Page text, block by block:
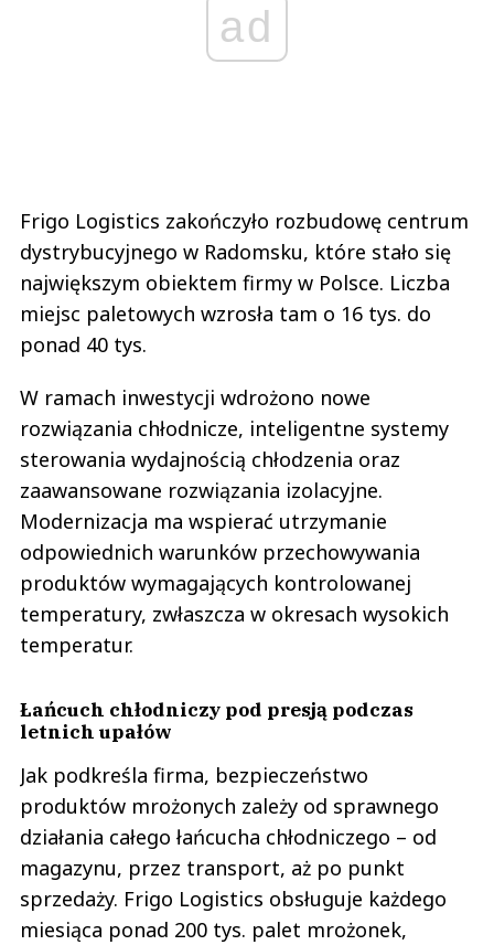
ad
Frigo Logistics zakończyło rozbudowę centrum
dystrybucyjnego w Radomsku, które stało się
największym obiektem firmy w Polsce. Liczba
miejsc paletowych wzrosła tam o 16 tys. do
ponad 40 tys.
W ramach inwestycji wdrożono nowe
rozwiązania chłodnicze, inteligentne systemy
sterowania wydajnością chłodzenia oraz
zaawansowane rozwiązania izolacyjne.
Modernizacja ma wspierać utrzymanie
odpowiednich warunków przechowywania
produktów wymagających kontrolowanej
temperatury, zwłaszcza w okresach wysokich
temperatur.
Łańcuch chłodniczy pod presją podczas
letnich upałów
Jak podkreśla firma, bezpieczeństwo
produktów mrożonych zależy od sprawnego
działania całego łańcucha chłodniczego – od
magazynu, przez transport, aż po punkt
sprzedaży. Frigo Logistics obsługuje każdego
miesiąca ponad 200 tys. palet mrożonek,